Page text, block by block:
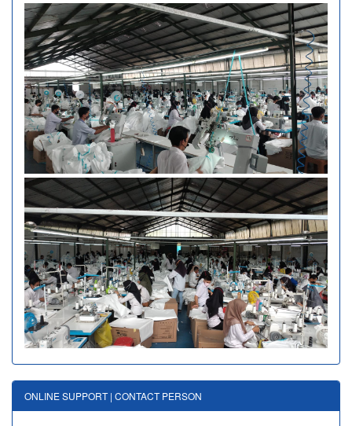
ONLINE SUPPORT | CONTACT PERSON